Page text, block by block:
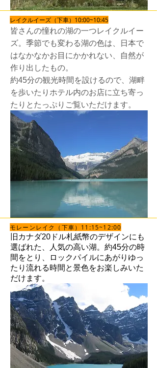
レイクルイーズ（下車）10:00~10:45
皆さんの憧れの湖の一つレイクルイー
ズ。季節でも変わる湖の色は、日本で
はなかなかお目にかかれない、自然が
作り出したもの。
​約45分の観光時間を設けるので、湖畔
を歩いたりホテル内のお店に立ち寄っ
たりとたっぷりご覧いただけます。
モレーンレイク（下車）11:15~12:00
旧カナダ20ドル札紙幣のデザインにも
選ばれた、人気の高い湖。約45分の時
間をとり、ロックパイルにあがりゆっ
たり流れる時間と景色をお楽しみいた
だけます。